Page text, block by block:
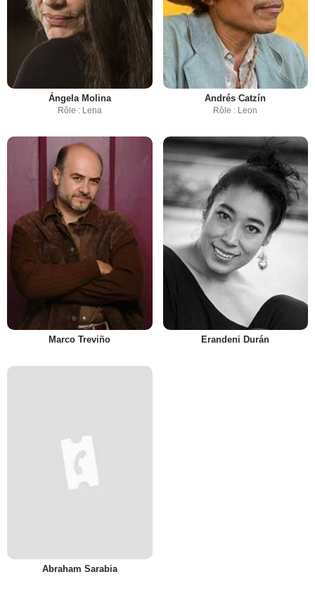
Ángela Molina
Rôle : Lena
Andrés Catzín
Rôle : Leon
Marco Treviño Erandeni Durán
Abraham Sarabia